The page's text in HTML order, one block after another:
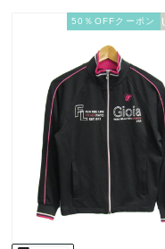
50％OFFクーポン